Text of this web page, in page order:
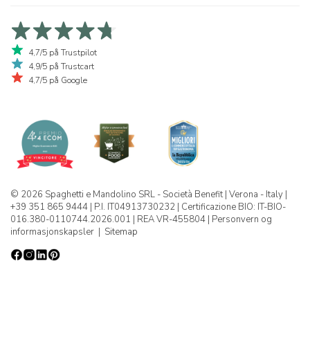
4,7/5 på Trustpilot
4,9/5 på Trustcart
4,7/5 på Google
© 2026 Spaghetti e Mandolino SRL - Società Benefit | Verona - Italy |
+39 351 865 9444 | P.I. IT04913730232 | Certificazione BIO: IT-BIO-
016.380-0110744.2026.001 | REA VR-455804 | Personvern og
informasjonskapsler | Sitemap